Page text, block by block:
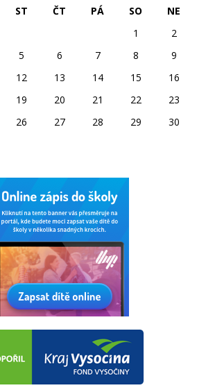
ST ČT PÁ SO
NE
1
2
5 6 7 8
9
12 13 14 15
16
19 20 21 22
23
26 27 28 29
30